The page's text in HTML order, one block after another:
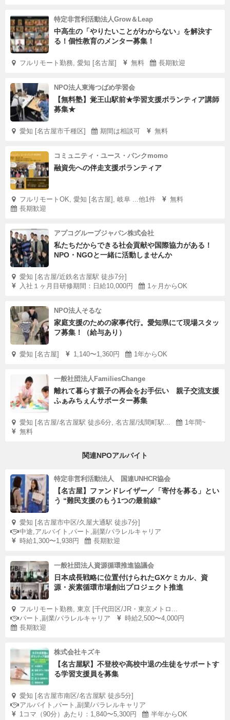
特定非営利活動法人Grow＆Leap
中高生の「やりたいことがわからない」を解決す
る！個性教育のメンター募集！
フルリモート勤務, 愛知 [名古屋] 無料 長期歓迎
NPO法人東海つばめ学習会
【無料塾】覚王山駅前★学習支援ボランティア講師
募集★
愛知 [名古屋市千種区] 期間は相談可 無料
コミュニティ・ユース・バンクmomo
融資先への伴走支援ボランティア
フルリモートOK, 愛知 [名古屋], 岐阜 ...他1件
無料
長期歓迎
アプコグループジャパン株式会社
私たちだからできる社会貢献や国際協力がある！
NPO・NGOと一緒に活動しませんか
愛知 [名古屋/近鉄名古屋駅 徒歩7分]
入社１ヶ月目研修期間：日給10,000円
1ヶ月からOK
NPO法人そるな
家庭支援のための家事代行。愛知県にて現場スタッ
フ募集！（給与あり）
愛知 [名古屋] 1,140〜1,360円 1年からOK
一般社団法人FamiliesChange
離れて暮らす親子の再会をお手伝い 親子交流支援
ふぁみちぇんサポーター募集
愛知 [名古屋/名古屋駅 徒歩6分, 名古屋/浅間町駅...
1年間~
無料
関連NPOアルバイト
特定非営利活動法人 国連UNHCR協会
【名古屋】ファンドレイザー／「寄付を募る」とい
う “難民支援のもう1つの最前線”
愛知 [名古屋市中区/久屋大通駅 徒歩7分]
中途,アルバイト,パート,副業/パラレルキャリア
時給1,300〜1,938円
長期歓迎
一般社団法人資源循環推進協議会
日本成長戦略に位置付けられたGXケミカル、資
源・炭素循環市場創出プロジェクト推進
フルリモート勤務, 東京 [千代田区/JR・東京メトロ...
パート,副業/パラレルキャリア
時給2,500〜4,000円
長期歓迎
株式会社キズキ
【名古屋駅】不登校や高校中退の生徒をサポートす
る学習支援員を募集
愛知 [名古屋市南区/名古屋駅 徒歩5分]
アルバイト,パート,副業/パラレルキャリア
1コマ（90分）あたり：1,840〜5,300円
半年からOK